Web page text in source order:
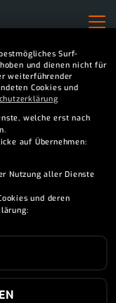
Surf-
und dienen nicht für
weiterführender
Cookies und
welche erst nach
auf Übernehmen:
Nutzung aller Dienste
und deren